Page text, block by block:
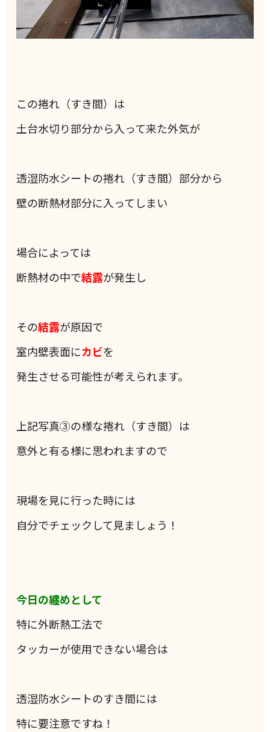
この捲れ（すき間）は
土台水切り部分から入って来た外気が
透湿防水シートの捲れ（すき間）部分から
壁の断熱材部分に入ってしまい
場合によっては
断熱材の中で結露が発生し
その結露が原因で
室内壁表面にカビを
発生させる可能性が考えられます。
上記写真③の様な捲れ（すき間）は
意外と有る様に思われますので
現場を見に行った時には
自分でチェックして見ましょう！
今日の纏めとして
特に外断熱工法で
タッカーが使用できない場合は
透湿防水シートのすき間には
特に要注意ですね！